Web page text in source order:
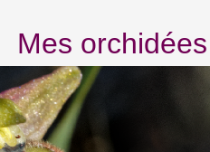
Mes